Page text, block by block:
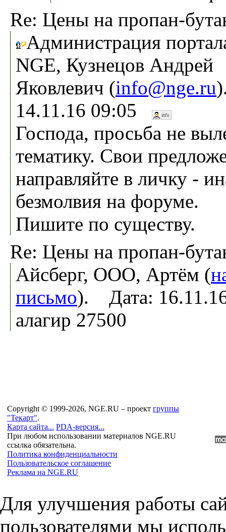
Re: Цены на пропан-
Администрация
NGE, Кузнецов Андрей
Яковлевич (info@nge.ru
14.11.16 09:05
Господа, просьба не
тематику. Свои
направляйте в личку -
безмолвия на форуме.
Пишите по существу.
Re: Цены на пропан-
Айсберг, ООО, Артём (
письмо). Дата:
алагир 27500
Copyright © 1999-2026, NGE.RU – проект группы
"Текарт".
Карта сайта... PDA-версия...
При любом использовании материалов NGE.RU
ссылка обязательна.
Политика конфиденциальности
Пользовательское соглашение
Реклама на NGE.RU
Для улучшения работы
пользователями мы